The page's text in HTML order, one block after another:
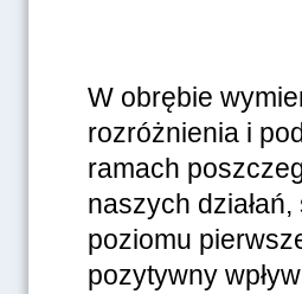
W obrębie
rozróżnienia i
ramach
naszych
poziomu
pozytywny